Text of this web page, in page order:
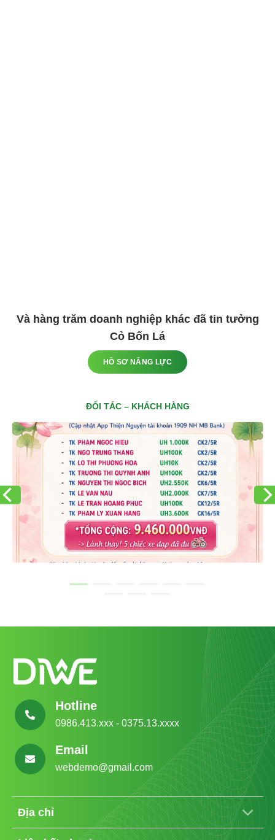
Và hàng trăm doanh nghiệp khác đã tin tưởng
Cỏ Bốn Lá
HỒ SƠ NĂNG LỰC
ĐỐI TÁC – KHÁCH HÀNG
ĐỐI TÁC – KHÁCH HÀNG
Hotline
0986.413.xxx - 0375.13.xxxx
Email
webdemo@gmail.com
Địa chỉ